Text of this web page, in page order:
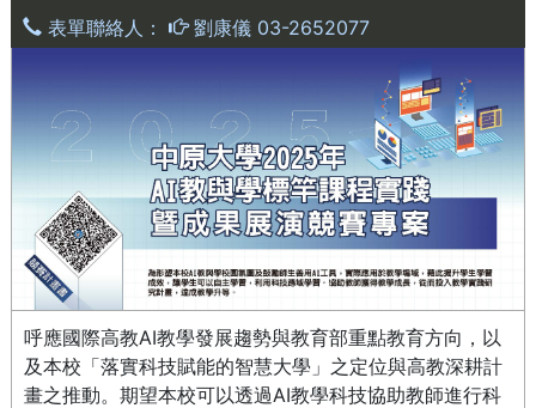
表單聯絡人：
劉康儀 03-2652077
呼應國際高教AI教學發展趨勢與教育部重點教育方向，以
及本校「落實科技賦能的智慧大學」之定位與高教深耕計
畫之推動。期望本校可以透過AI教學科技協助教師進行科